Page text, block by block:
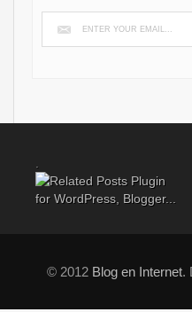
© 2012 Blog en Internet.